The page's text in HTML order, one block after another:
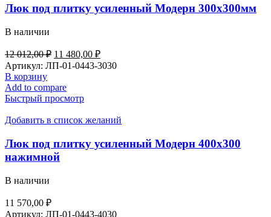
Люк под плитку усиленный Модерн 300х300мм
В наличии
12 012,00₽ 11 480,00 ₽
Артикул: ЛП-01-0443-3030
В корзину
Add to compare
Быстрый просмотр
Добавить в список желаний
Люк под плитку усиленный Модерн 400х300
нажимной
В наличии
11 570,00 ₽
Артикул: ЛП-01-0443-4030